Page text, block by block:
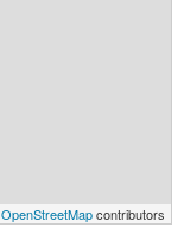
OpenStreetMapcontributors